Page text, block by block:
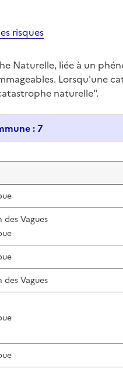
risques
Naturelle, liée à un
Lorsqu'une
naturelle".
Historique des catastrophes naturelles dans ma commune : 7
Vagues
Vagues